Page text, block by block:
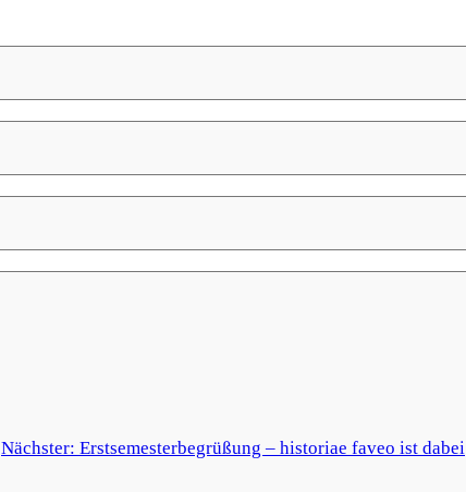
Nächster: Erstsemesterbegrüßung – historiae faveo ist dabei